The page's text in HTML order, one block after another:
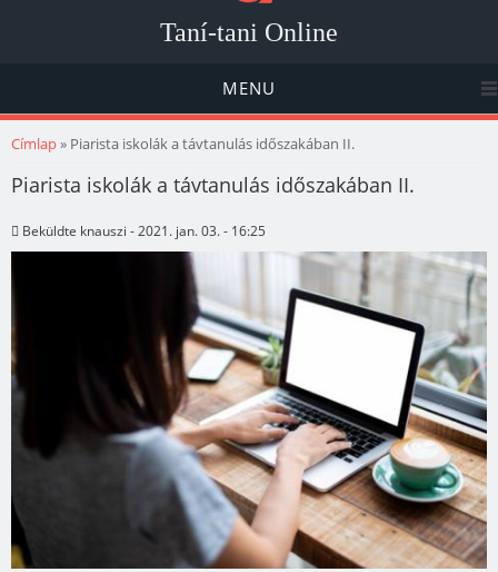
Taní-tani Online
MENU
Jelenlegi hely
Címlap» Piarista iskolák a távtanulás időszakában II.
Piarista iskolák a távtanulás időszakában II.
Beküldte knauszi - 2021. jan. 03. - 16:25